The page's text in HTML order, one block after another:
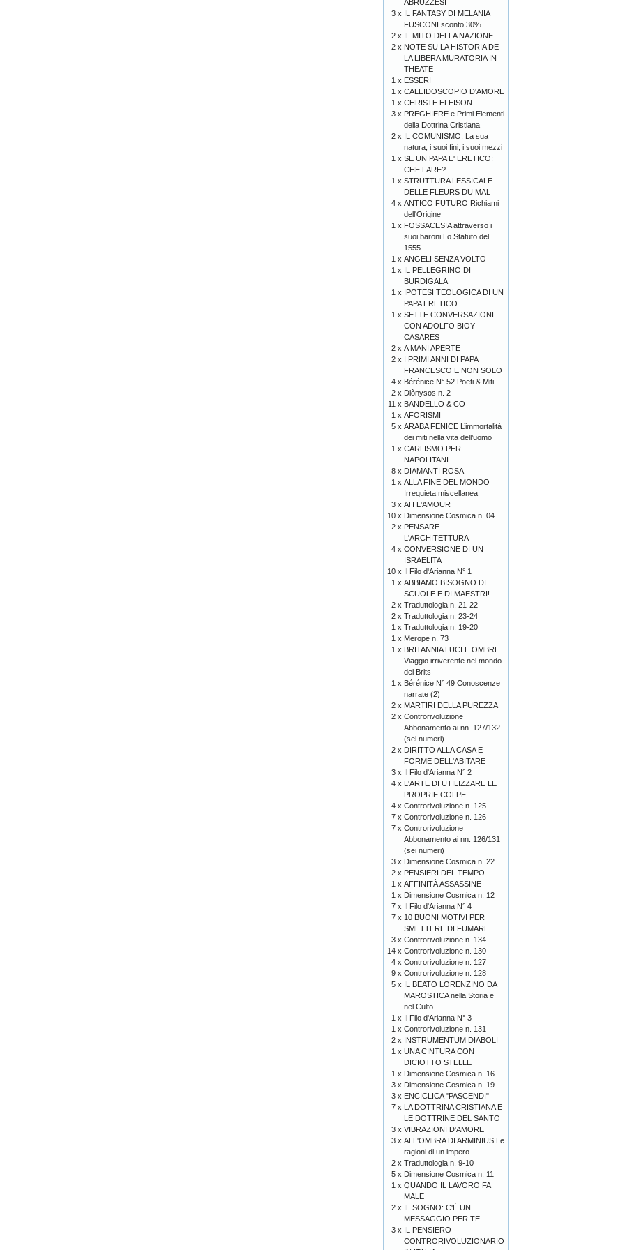
ABRUZZESI
3 x IL FANTASY DI MELANIA
FUSCONI sconto 30%
2 x IL MITO DELLA NAZIONE
2 x NOTE SU LA HISTORIA DE
LA LIBERA MURATORIA IN
THEATE
1 x ESSERI
1 x CALEIDOSCOPIO D'AMORE
1 x CHRISTE ELEISON
3 x PREGHIERE e Primi Elementi
della Dottrina Cristiana
2 x IL COMUNISMO. La sua
natura, i suoi fini, i suoi mezzi
1 x SE UN PAPA E' ERETICO:
CHE FARE?
1 x STRUTTURA LESSICALE
DELLE FLEURS DU MAL
4 x ANTICO FUTURO Richiami
dell'Origine
1 x FOSSACESIA attraverso i
suoi baroni Lo Statuto del
1555
1 x ANGELI SENZA VOLTO
1 x IL PELLEGRINO DI
BURDIGALA
1 x IPOTESI TEOLOGICA DI UN
PAPA ERETICO
1 x SETTE CONVERSAZIONI
CON ADOLFO BIOY
CASARES
2 x A MANI APERTE
2 x I PRIMI ANNI DI PAPA
FRANCESCO E NON SOLO
4 x Bérénice N° 52 Poeti & Miti
2 x Diònysos n. 2
11 x BANDELLO & CO
1 x AFORISMI
5 x ARABA FENICE L’immortalità
dei miti nella vita dell’uomo
1 x CARLISMO PER
NAPOLITANI
8 x DIAMANTI ROSA
1 x ALLA FINE DEL MONDO
Irrequieta miscellanea
3 x AH L'AMOUR
10 x Dimensione Cosmica n. 04
2 x PENSARE
L'ARCHITETTURA
4 x CONVERSIONE DI UN
ISRAELITA
10 x Il Filo d'Arianna N° 1
1 x ABBIAMO BISOGNO DI
SCUOLE E DI MAESTRI!
2 x Traduttologia n. 21-22
2 x Traduttologia n. 23-24
1 x Traduttologia n. 19-20
1 x Merope n. 73
1 x BRITANNIA LUCI E OMBRE
Viaggio irriverente nel mondo
dei Brits
1 x Bérénice N° 49 Conoscenze
narrate (2)
2 x MARTIRI DELLA PUREZZA
2 x Controrivoluzione
Abbonamento ai nn. 127/132
(sei numeri)
2 x DIRITTO ALLA CASA E
FORME DELL'ABITARE
3 x Il Filo d'Arianna N° 2
4 x L'ARTE DI UTILIZZARE LE
PROPRIE COLPE
4 x Controrivoluzione n. 125
7 x Controrivoluzione n. 126
7 x Controrivoluzione
Abbonamento ai nn. 126/131
(sei numeri)
3 x Dimensione Cosmica n. 22
2 x PENSIERI DEL TEMPO
1 x AFFINITÀ ASSASSINE
1 x Dimensione Cosmica n. 12
7 x Il Filo d'Arianna N° 4
7 x 10 BUONI MOTIVI PER
SMETTERE DI FUMARE
3 x Controrivoluzione n. 134
14 x Controrivoluzione n. 130
4 x Controrivoluzione n. 127
9 x Controrivoluzione n. 128
5 x IL BEATO LORENZINO DA
MAROSTICA nella Storia e
nel Culto
1 x Il Filo d'Arianna N° 3
1 x Controrivoluzione n. 131
2 x INSTRUMENTUM DIABOLI
1 x UNA CINTURA CON
DICIOTTO STELLE
1 x Dimensione Cosmica n. 16
3 x Dimensione Cosmica n. 19
3 x ENCICLICA "PASCENDI"
7 x LA DOTTRINA CRISTIANA E
LE DOTTRINE DEL SANTO
3 x VIBRAZIONI D'AMORE
3 x ALL'OMBRA DI ARMINIUS Le
ragioni di un impero
2 x Traduttologia n. 9-10
5 x Dimensione Cosmica n. 11
1 x QUANDO IL LAVORO FA
MALE
2 x IL SOGNO: C'È UN
MESSAGGIO PER TE
3 x IL PENSIERO
CONTRORIVOLUZIONARIO